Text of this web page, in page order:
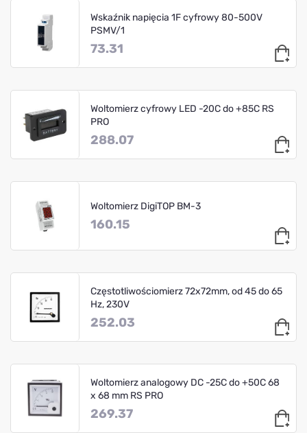
Wskaźnik napięcia 1F cyfrowy 80-500V
PSMV/1
73.31
Woltomierz cyfrowy LED -20C do +85C RS
PRO
288.07
Woltomierz DigiTOP BM-3
160.15
Częstotliwościomierz 72x72mm, od 45 do 65
Hz, 230V
252.03
Woltomierz analogowy DC -25C do +50C 68
x 68 mm RS PRO
269.37